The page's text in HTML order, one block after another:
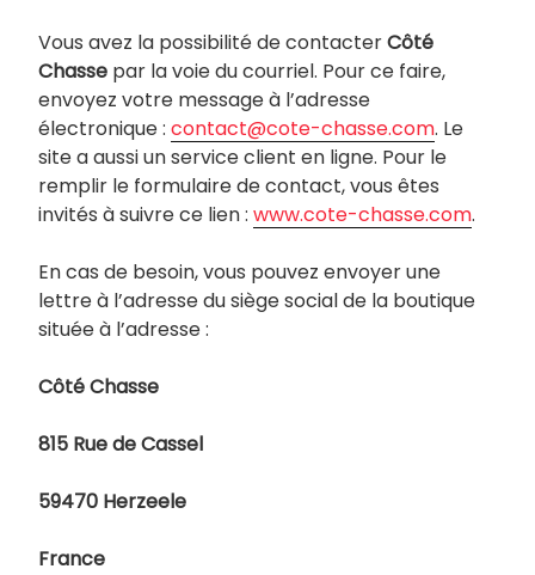
Vous avez la possibilité de contacterCôté
Chasse par la voie du courriel. Pour ce faire,
envoyez votre message à l’adresse
électronique : contact@cote-chasse.com. Le
site a aussi un service client en ligne. Pour le
remplir le formulaire de contact, vous êtes
invités à suivre ce lien : www.cote-chasse.com.
En cas de besoin, vous pouvez envoyer une
lettre à l’adresse du siège social de la boutique
située à l’adresse :
Côté Chasse
815 Rue de Cassel
59470 Herzeele
France